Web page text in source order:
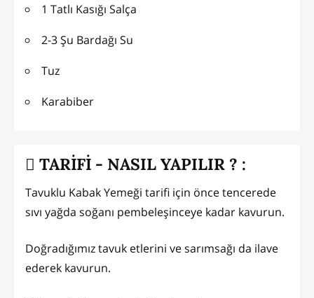
1 Tatlı Kasığı Salça
2-3 Şu Bardağı Su
Tuz
Karabiber
TARİFİ - NASIL YAPILIR ? :
Tavuklu Kabak Yemeği tarifi için önce tencerede
sıvı yağda soğanı pembeleşinceye kadar kavurun.
Doğradığımız tavuk etlerini ve sarımsağı da ilave
ederek kavurun.